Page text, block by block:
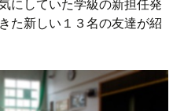
にしていた学級の新担任発
た新しい１３名の友達が紹